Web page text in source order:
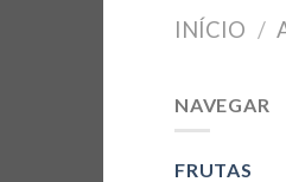
INÍCIO /
NAVEGAR
FRUTAS